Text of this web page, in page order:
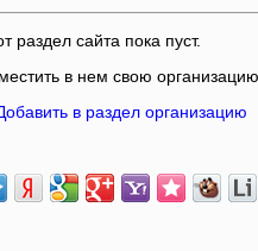
раздел сайта пока пуст.
в нем свою организацию